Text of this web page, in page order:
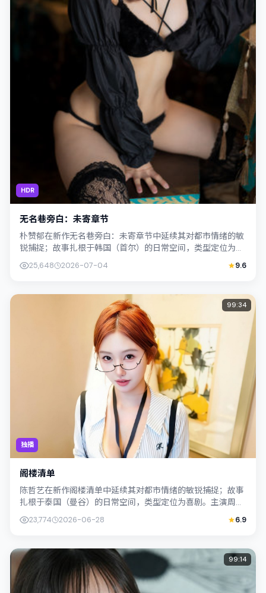
HDR
无名巷旁白：未寄章节
朴赞郁在新作无名巷旁白：未寄章节中延续其对都市情绪的敏
锐捕捉；故事扎根于韩国（首尔）的日常空间，类型定位为悬
疑。主演杨紫琼、周冬雨以克制表演撑起...
25,648 2026-07-04 9.6
独播
99:34
阁楼清单
陈哲艺在新作阁楼清单中延续其对都市情绪的敏锐捕捉；故事
扎根于泰国（曼谷）的日常空间，类型定位为喜剧。主演周
迅、胡歌以克制表演撑起情感内核，整体节...
23,774 2026-06-28 6.9
99:14